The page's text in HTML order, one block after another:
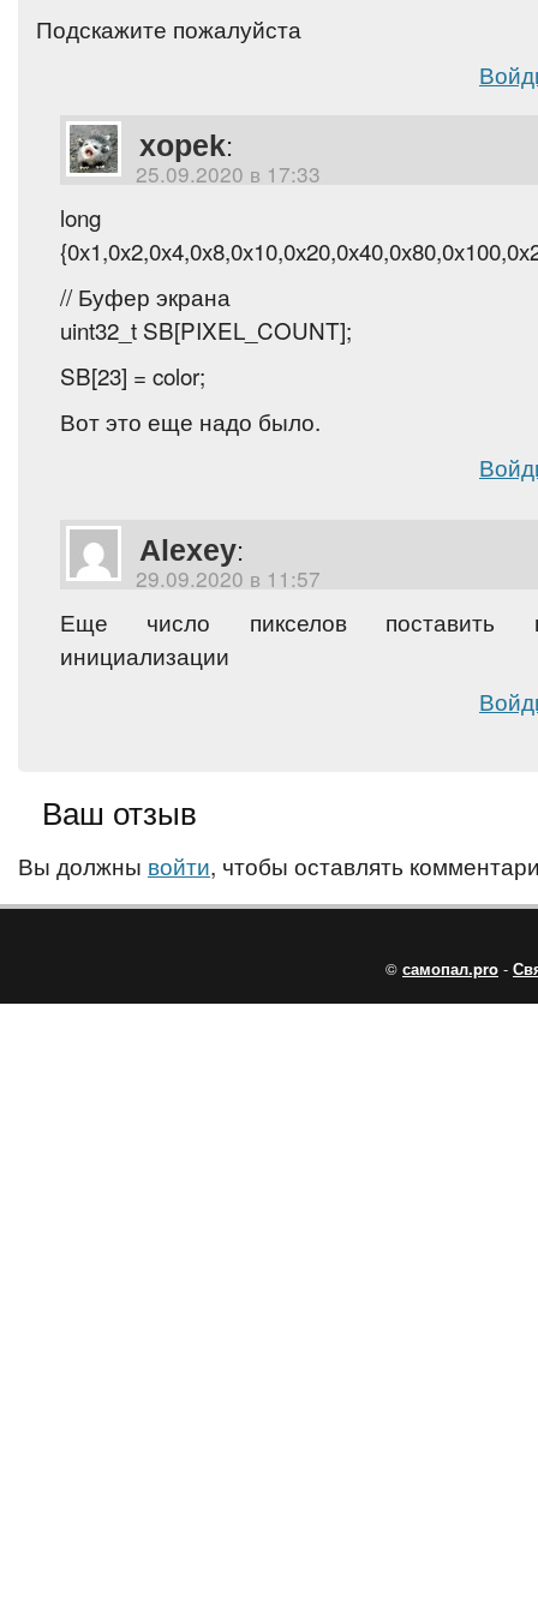
Подскажите пожалуйста
xopek:
25.09.2020 в 17:33
long
// Буфер экрана
uint32_t SB[PIXEL_COUNT];
SB[23] = color;
Вот это еще надо было.
Alexey:
29.09.2020 в 11:57
Еще число пикселов поставить
инициализации
Ваш отзыв
Вы должны войти, чтобы оставлять
© самопал.pro -